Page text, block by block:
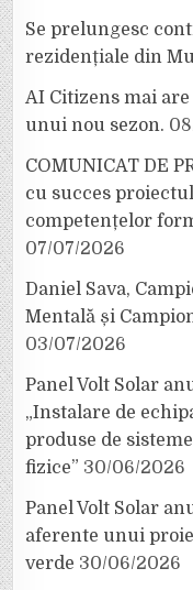
Se prelungesc
rezidențiale din
AI Citizens mai
unui nou sezon.
COMUNICAT DE
cu succes
competențelor
07/07/2026
Daniel Sava,
Mentală și
03/07/2026
Panel Volt Solar
„Instalare de
produse de
fizice” 30/06/2026
Panel Volt Solar
aferente unui
verde 30/06/2026